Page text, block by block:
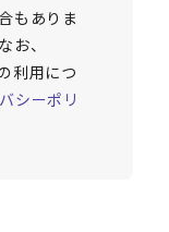
もありま
お、
利用につ
シーポリ